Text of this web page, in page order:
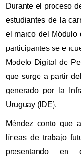
Durante el proceso
estudiantes de la
el marco del Módulo
participantes se
Modelo Digital de
que surge a partir
generado por la
Uruguay (IDE).
Méndez contó que
líneas de trabajo
presentando en